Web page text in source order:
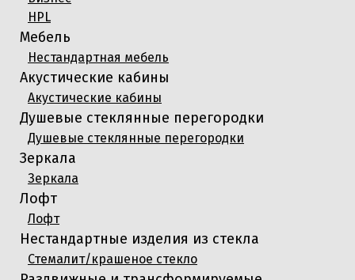
HPL
Мебель
Нестандартная мебель
Акустические кабины
Акустические кабины
Душевые стеклянные перегородки
Душевые стеклянные перегородки
Зеркала
Зеркала
Лофт
Лофт
Нестандартные изделия из стекла
Стемалит/крашеное стекло